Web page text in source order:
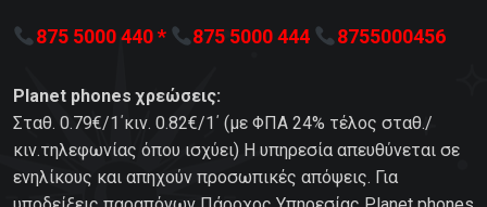
875 5000 440 * 875 5000 444 8755000456
Planet phones χρεώσεις:
Σταθ. 0.79€/1΄κιν. 0.82€/1΄ (με ΦΠΑ 24% τέλος σταθ./
κιν.τηλεφωνίας όπου ισχύει) Η υπηρεσία απευθύνεται σε
ενηλίκους και απηχούν προσωπικές απόψεις. Για